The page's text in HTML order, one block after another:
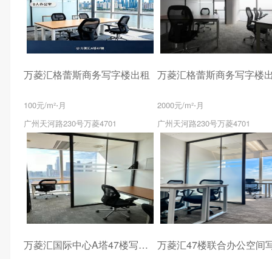
万菱汇格蕾斯商务写字楼出租
100元/m²⋅月
广州天河路230号万菱4701
万菱汇格蕾斯商务写字楼
2000元/m²⋅月
广州天河路230号万菱4701
万菱汇国际中心A塔47楼写字楼出租